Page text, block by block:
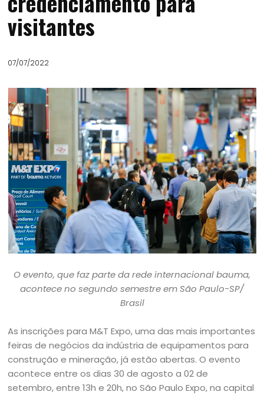
visitantes
07/07/2022
O evento, que faz parte da rede internacional bauma,
acontece no segundo semestre em São Paulo-SP/
Brasil
As inscrições para M&T Expo, uma das mais importantes
feiras de negócios da indústria de equipamentos para
construção e mineração, já estão abertas. O evento
acontece entre os dias 30 de agosto a 02 de
setembro, entre 13h e 20h, no São Paulo Expo, na capital